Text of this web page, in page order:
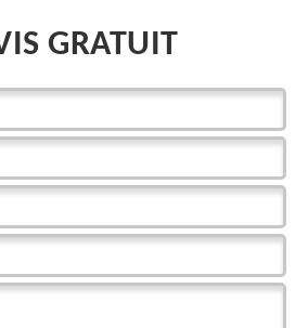
GRATUIT